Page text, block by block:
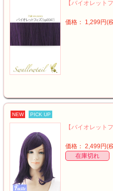
【バイオレット
価格： 1,299円(
NEW PICK UP
【バイオレット
価格： 2,499円(
在庫切れ